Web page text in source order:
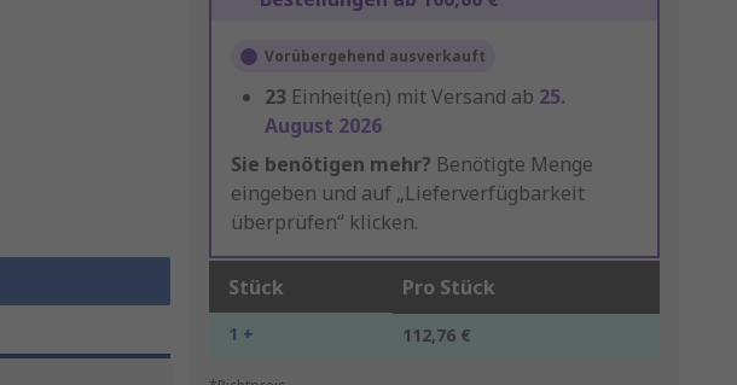
Vorübergehend ausverkauft
23 Einheit(en) mit Versand ab 25.
August 2026
Sie benötigen mehr? Benötigte Menge
eingeben und auf „Lieferverfügbarkeit
überprüfen“ klicken.
Stück Pro Stück
1 + 112,76 €